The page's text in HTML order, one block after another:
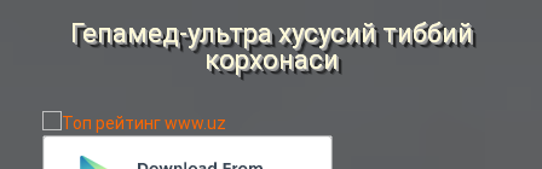
НОСТАНДАРТ УСУЛЛАРИ....
Гепамед-ультра хусусий тиббий
корхонаси